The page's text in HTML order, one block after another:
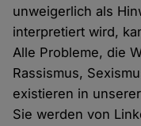
unweigerlich als
interpretiert wird,
Alle Probleme, die
Rassismus,
existieren in
Sie werden von